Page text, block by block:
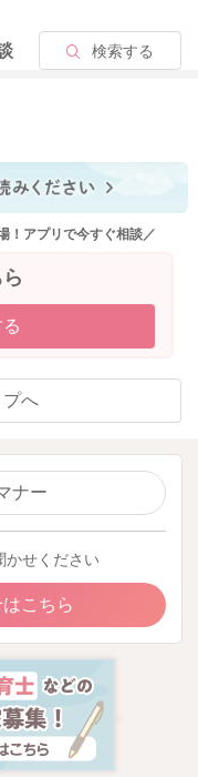
検索する
！アプリで今すぐ相談／
プへ
ナー
かせください
こちら